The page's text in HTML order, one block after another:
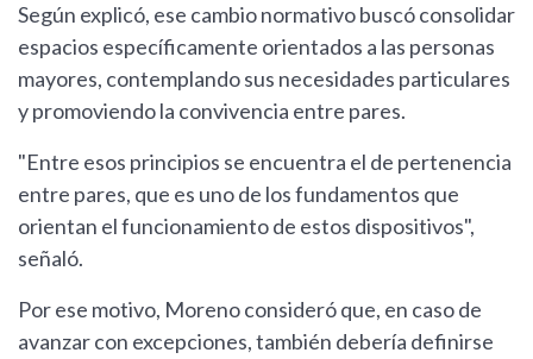
Según explicó, ese cambio normativo buscó consolidar
espacios específicamente orientados a las personas
mayores, contemplando sus necesidades particulares
y promoviendo la convivencia entre pares.
"Entre esos principios se encuentra el de pertenencia
entre pares, que es uno de los fundamentos que
orientan el funcionamiento de estos dispositivos",
señaló.
Por ese motivo, Moreno consideró que, en caso de
avanzar con excepciones, también debería definirse